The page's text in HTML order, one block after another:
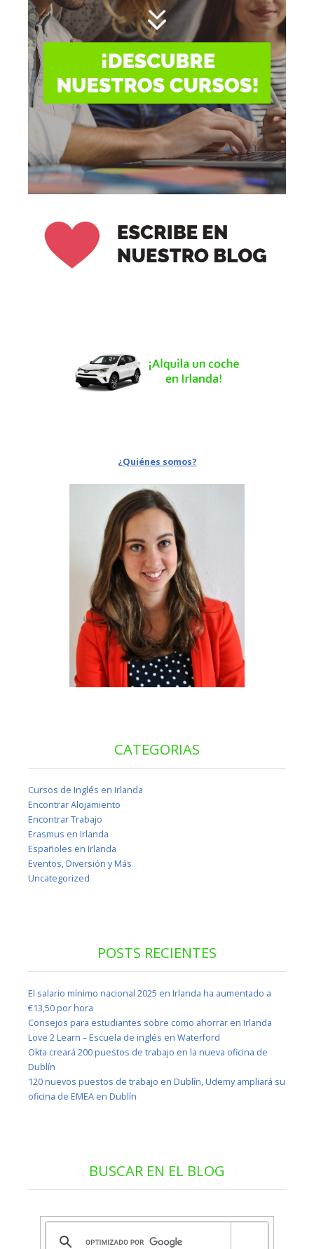
¿Quiénes somos?
CATEGORIAS
Cursos de Inglés en Irlanda
Encontrar Alojamiento
Encontrar Trabajo
Erasmus en Irlanda
Españoles en Irlanda
Eventos, Diversión y Más
Uncategorized
POSTS RECIENTES
El salario mínimo nacional 2025 en Irlanda ha aumentado a
€13,50 por hora
Consejos para estudiantes sobre como ahorrar en Irlanda
Love 2 Learn – Escuela de inglés en Waterford
Okta creará 200 puestos de trabajo en la nueva oficina de
Dublín
120 nuevos puestos de trabajo en Dublín, Udemy ampliará su
oficina de EMEA en Dublín
BUSCAR EN EL BLOG